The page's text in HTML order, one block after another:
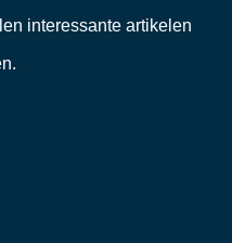
interessante artikelen